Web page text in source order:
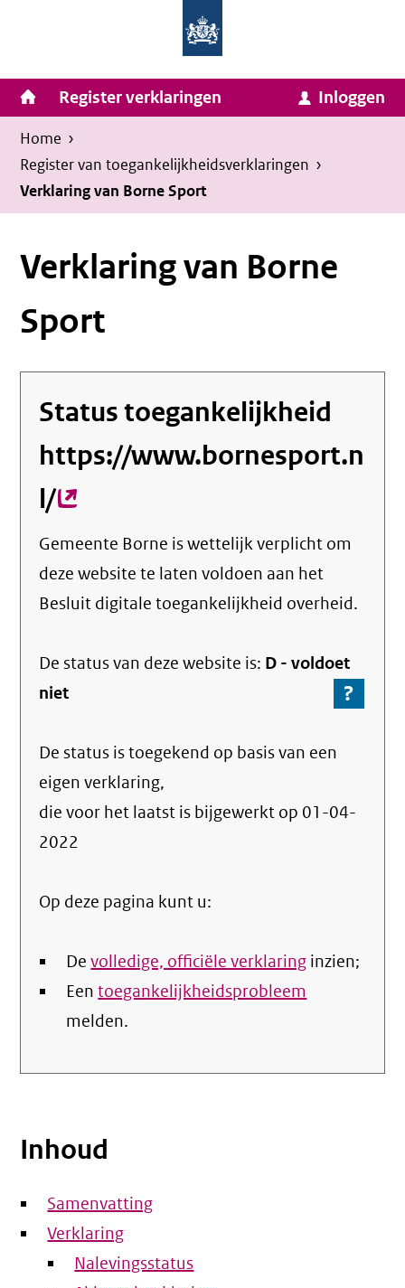
inhoud
van
Zaken
en
Koninkrijksrelaties
Homepage
van
Invulassistent
Toegankelijkheidsverklaring
Toegankelijkheidsverklaring
Hoofdnavigatie
Register verklaringen Inloggen
Kruimelpad
U
bevindt
zich
hier:
Home ›
Register van toegankelijkheids­verklaringen ›
Verklaring van Borne Sport
Verklaring van Borne
Sport
Status toegankelijkheid
https://www.bornesport.n
l/(externe
link)
Gemeente Borne is wettelijk verplicht om
deze website te laten voldoen aan het
Besluit digitale toegankelijkheid overheid.
De status van dezewebsite is: D -voldoet
niet
?
Ga
over
De status is toegekend op basis van een
eigen verklaring,
die voor het laatst is bijgewerkt op 01-04-
2022
Op deze pagina kunt u:
Devolledige, officiële verklaring inzien;
Eentoegankelijkheidsprobleem
melden.
Inhoud
Samenvatting
Verklaring
Nalevingsstatus